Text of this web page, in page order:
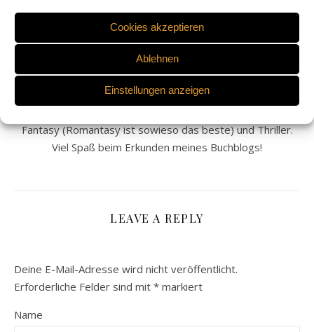
Cookies akzeptieren
Ablehnen
Einstellungen anzeigen
ANASTASIA PUKHOVICH
Willkommen auf meinem Blog. Ich heiße Anastasia, bin 23
Jahre alt und lebe in Krefeld. Lesen ist meine größte
Leidenschaft und ich möchte meine Liebe zu Büchern auf
Fantasy (Romantasy ist sowieso das beste) und Thriller.
Viel Spaß beim Erkunden meines Buchblogs!
LEAVE A REPLY
Deine E-Mail-Adresse wird nicht veröffentlicht.
Erforderliche Felder sind mit * markiert
Name